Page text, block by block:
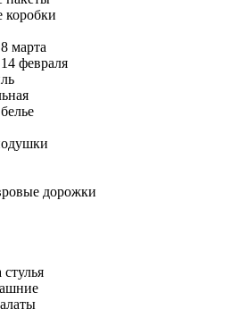
коробки
марта
февраля
дорожки